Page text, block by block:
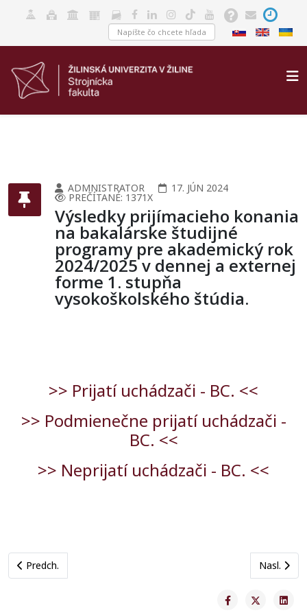
ADMNISTRATOR 17. JÚN 2024
PREČÍTANÉ: 1371X
Výsledky prijímacieho konania
na bakalárske študijné
programy pre akademický rok
2024/2025 v dennej a externej
forme 1. stupňa
vysokoškolského štúdia.
>> Prijatí uchádzači - BC. <<
>> Podmienečne prijatí uchádzači -
BC. <<
>> Neprijatí uchádzači - BC. <<
Previous article: Oznam študijného oddelenia
Predch. Next
Nasl.